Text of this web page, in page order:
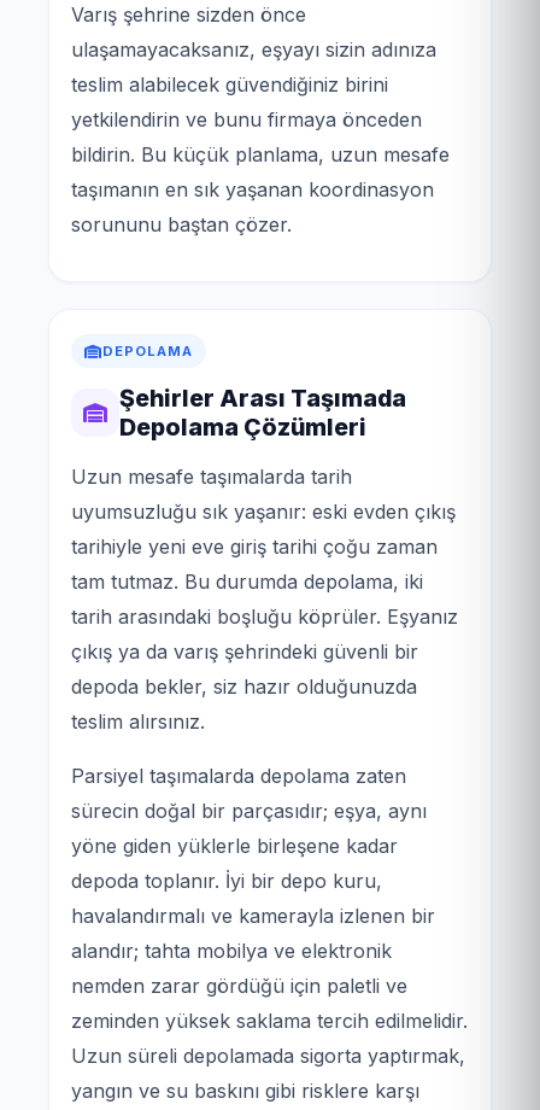
Varış şehrine sizden önce
ulaşamayacaksanız, eşyayı sizin adınıza
teslim alabilecek güvendiğiniz birini
yetkilendirin ve bunu firmaya önceden
bildirin. Bu küçük planlama, uzun mesafe
taşımanın en sık yaşanan koordinasyon
sorununu baştan çözer.
DEPOLAMA
Şehirler Arası Taşımada
Depolama Çözümleri
Uzun mesafe taşımalarda tarih
uyumsuzluğu sık yaşanır: eski evden çıkış
tarihiyle yeni eve giriş tarihi çoğu zaman
tam tutmaz. Bu durumda depolama, iki
tarih arasındaki boşluğu köprüler. Eşyanız
çıkış ya da varış şehrindeki güvenli bir
depoda bekler, siz hazır olduğunuzda
teslim alırsınız.
Parsiyel taşımalarda depolama zaten
sürecin doğal bir parçasıdır; eşya, aynı
yöne giden yüklerle birleşene kadar
depoda toplanır. İyi bir depo kuru,
havalandırmalı ve kamerayla izlenen bir
alandır; tahta mobilya ve elektronik
nemden zarar gördüğü için paletli ve
zeminden yüksek saklama tercih edilmelidir.
Uzun süreli depolamada sigorta yaptırmak,
yangın ve su baskını gibi risklere karşı